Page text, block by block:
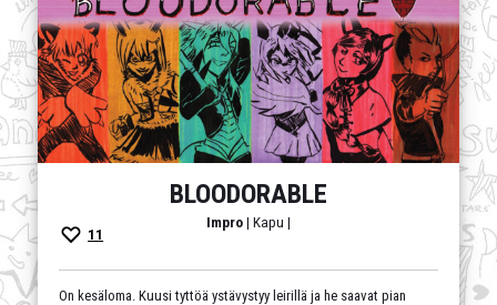
BLOODORABLE
Impro| Kapu |
11
On kesäloma. Kuusi tyttöä ystävystyy leirillä ja he saavat pian